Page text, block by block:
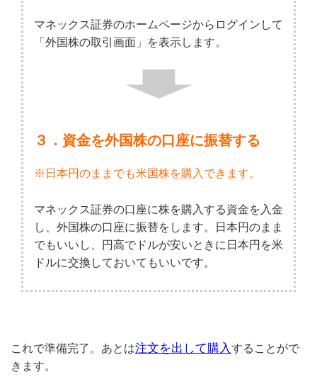
マネックス証券のホームページからログインして
「外国株の取引画面」を表示します。
３．資金を外国株の口座に振替する
※日本円のままでも米国株を購入できます。
マネックス証券の口座に株を購入する資金を入金
し、外国株の口座に振替をします。日本円のまま
でもいいし、円高でドルが安いときに日本円を米
ドルに交換しておいてもいいです。
これで準備完了。あとは注文を出して購入することがで
きます。